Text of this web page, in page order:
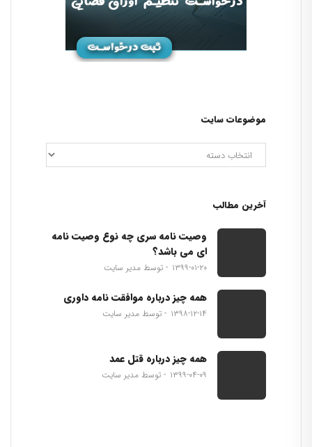
موضوعات سایت
آخرین مطالب
وصیت نامه سری چه نوع وصیت نامه
ای می باشد؟
۱۳۹۹-۰۱-۲۰ توسط مدیر سایت
همه چیز درباره موافقت نامه داوری
۱۳۹۸-۱۲-۱۴ توسط مدیر سایت
همه چیز درباره قتل عمد
۱۳۹۹-۰۴-۰۹ توسط مدیر سایت